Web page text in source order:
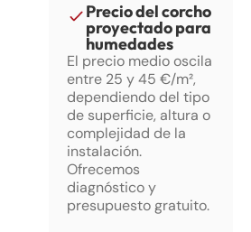
Precio del corcho
proyectado para
humedades
El precio medio oscila
entre 25 y 45 €/m²,
dependiendo del tipo
de superficie, altura o
complejidad de la
instalación.
Ofrecemos
diagnóstico y
presupuesto gratuito.